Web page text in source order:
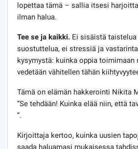
lopettaa tämä – sallia itsesi
ilman halua.
Tee se ja kaikki. Ei sisäistä
suostuttelua, ei stressiä ja
kysymystä: kuinka oppia toimimaan
vedetään vähitellen tähän
Tämä on elämän hakkerointi Nikita
”Se tehdään! Kuinka elää niin, että
”.
Kirjoittaja kertoo, kuinka uusien
saada haluamasi mukaisessa